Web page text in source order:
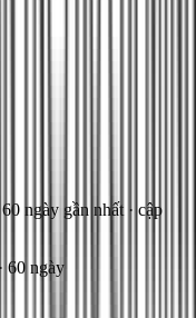
60 ngày gần nhất · cập
60 ngày